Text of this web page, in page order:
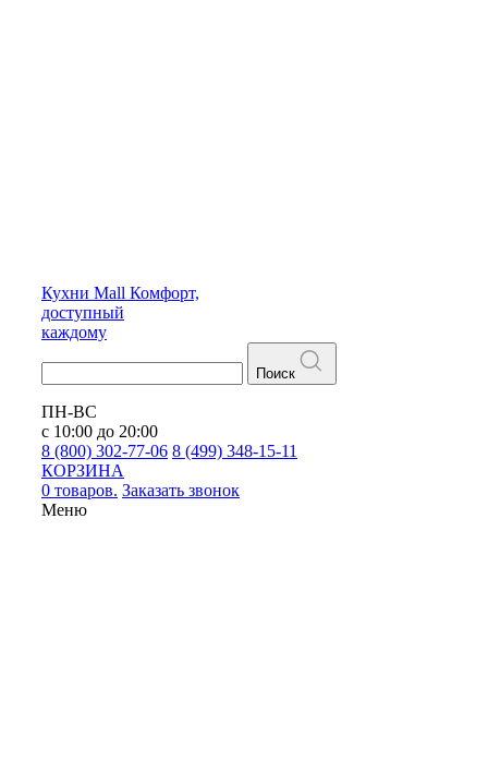
Кухни Mall Комфорт,
доступный
каждому
Поиск
ПН-ВС
с 10:00 до 20:00
8 (800) 302-77-06 8 (499) 348-15-11
КОРЗИНА
0 товаров. Заказать звонок
Меню